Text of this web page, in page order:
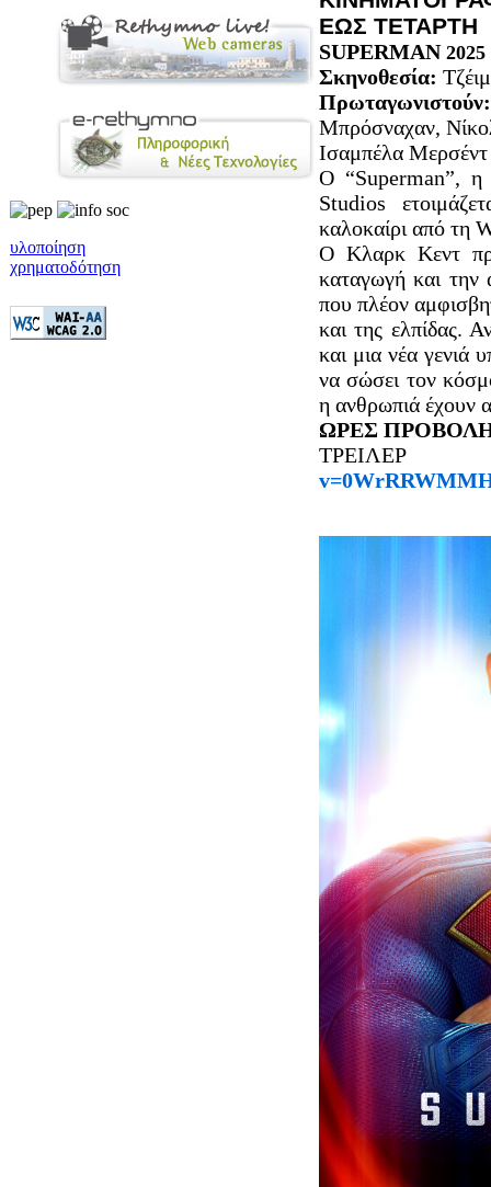
υλοποίηση
χρηματοδότηση
ΕΩΣ ΤΕΤΑΡΤΗ
SUPERMAN 2025
Σκηνοθεσία:
Πρωταγωνιστούν:
Μπρόσναχαν,
Ισαμπέλα Μερσέντ
O “Superman”, η
Studios
καλοκαίρι από τη
O Κλαρκ Κεντ
καταγωγή και την
που πλέον
και της ελπίδας.
και μια νέα γενιά
να σώσει τον
η ανθρωπιά έχουν
ΩΡΕΣ